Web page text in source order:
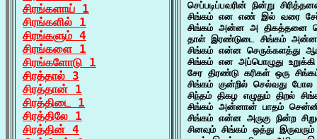
சிரங்களாய் 1
சிரங்களில் 1
சிரங்களும் 4
சிரங்களை 1
சிரங்களோடு 1
சிரத்தால் 3
சிரத்தான் 1
சிரத்திடை 1
சிரத்திலே 1
சிரத்தின் 4
செப்படிப்பவரின் நின்று
சிங்கம் என எண் இல் வரை
சிங்கம் அன்ன அ திகத்தனை
தாள் இரண்டுடை சிங்கம்
சிங்கம் என்ன செருக்களத்து
சிங்கம் என அப்பொழுது
சேர திரண்டு கரிகள் ஒரு
சிங்கம் குன்றில் செல்வது
சிந்தம் திகழ எழுதும் திறல்
சிங்கம் அன்னான் பாதம்
சிங்கம் என்ன அருகு நின்ற
சினவும் சிங்கம் ஒத்து